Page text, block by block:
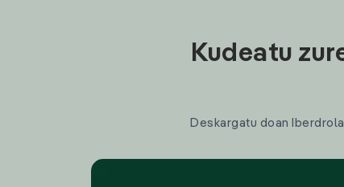
Kudeatu
Deskargatu doan